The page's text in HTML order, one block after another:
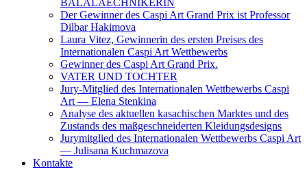
BALALAECHNIKERIN
Der Gewinner des Caspi Art Grand Prix ist Professor
Dilbar Hakimova
Laura Vitez, Gewinnerin des ersten Preises des
Internationalen Caspi Art Wettbewerbs
Gewinner des Caspi Art Grand Prix.
VATER UND TOCHTER
Jury-Mitglied des Internationalen Wettbewerbs Caspi
Art — Elena Stenkina
Analyse des aktuellen kasachischen Marktes und des
Zustands des maßgeschneiderten Kleidungsdesigns
Jurymitglied des Internationalen Wettbewerbs Caspi Art
— Julisana Kuchmazova
Kontakte